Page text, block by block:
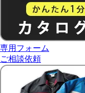
専用フォーム
ご相談依頼